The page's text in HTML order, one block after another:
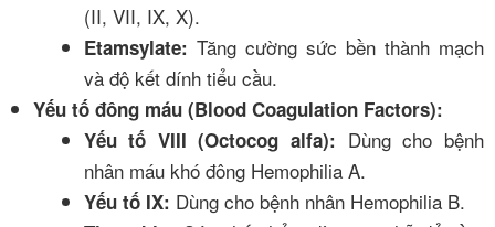
(II, VII, IX, X).
Etamsylate: Tăng cường sức bền thành mạch
và độ kết dính tiểu cầu.
Yếu tố đông máu (Blood Coagulation Factors):
Yếu tố VIII (Octocog alfa): Dùng cho bệnh
nhân máu khó đông Hemophilia A.
Yếu tố IX: Dùng cho bệnh nhân Hemophilia B.